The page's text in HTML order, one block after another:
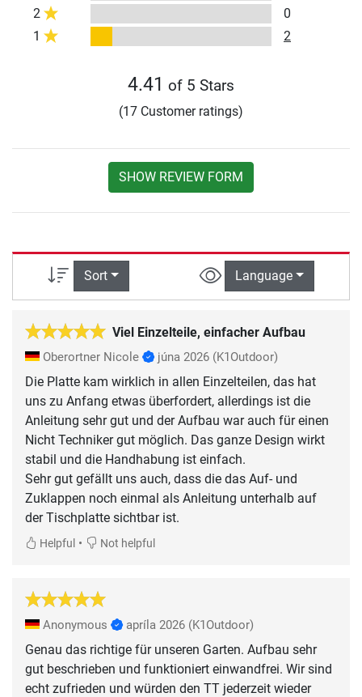
2
0
1
2
4.41 of 5 Stars
(17 Customer ratings)
SHOW REVIEW FORM
Sort Language
Viel Einzelteile, einfacher Aufbau
Oberortner Nicole júna 2026 (K1Outdoor)
Die Platte kam wirklich in allen Einzelteilen, das hat
uns zu Anfang etwas überfordert, allerdings ist die
Anleitung sehr gut und der Aufbau war auch für einen
Nicht Techniker gut möglich. Das ganze Design wirkt
stabil und die Handhabung ist einfach.
Sehr gut gefällt uns auch, dass die das Auf- und
Zuklappen noch einmal als Anleitung unterhalb auf
der Tischplatte sichtbar ist.
Helpful • Not helpful
Anonymous apríla 2026 (K1Outdoor)
Genau das richtige für unseren Garten. Aufbau sehr
gut beschrieben und funktioniert einwandfrei. Wir sind
echt zufrieden und würden den TT jederzeit wieder